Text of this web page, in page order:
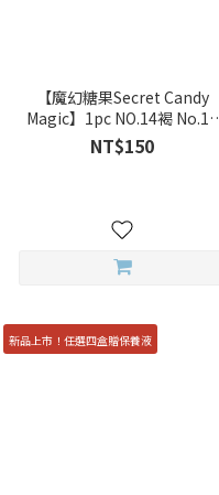
【魔幻糖果Secret Candy
Magic】1pc NO.14褐 No.14
Hazel 彩色月拋
NT$150
新品上市！任選四盒贈保養液